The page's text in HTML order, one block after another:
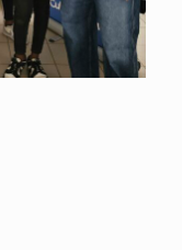
collège se sont
une bataille bien